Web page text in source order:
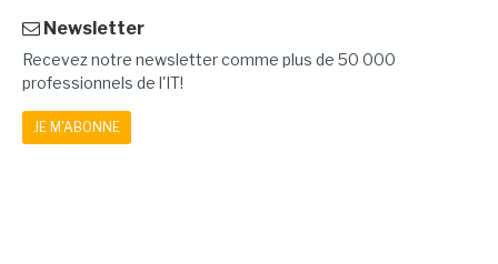
Newsletter
Recevez notre newsletter comme plus de 50 000
professionnels de l'IT!
JE M'ABONNE